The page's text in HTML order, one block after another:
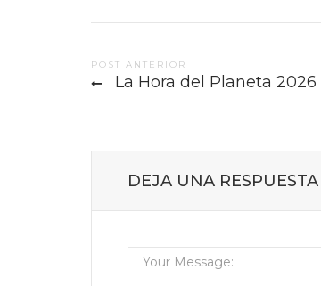
Post
POST ANTERIOR
La Hora del Planeta 2026
DEJA UNA RESPUESTA